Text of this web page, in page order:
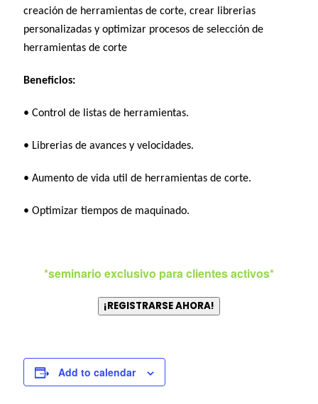
creación de herramientas de corte, crear librerias
personalizadas y optimizar procesos de selección de
herramientas de corte
Beneficios:
• Control de listas de herramientas.
• Librerias de avances y velocidades.
• Aumento de vida util de herramientas de corte.
• Optimizar tiempos de maquinado.
*seminario exclusivo para clientes activos*
¡REGISTRARSE AHORA!
Add to calendar